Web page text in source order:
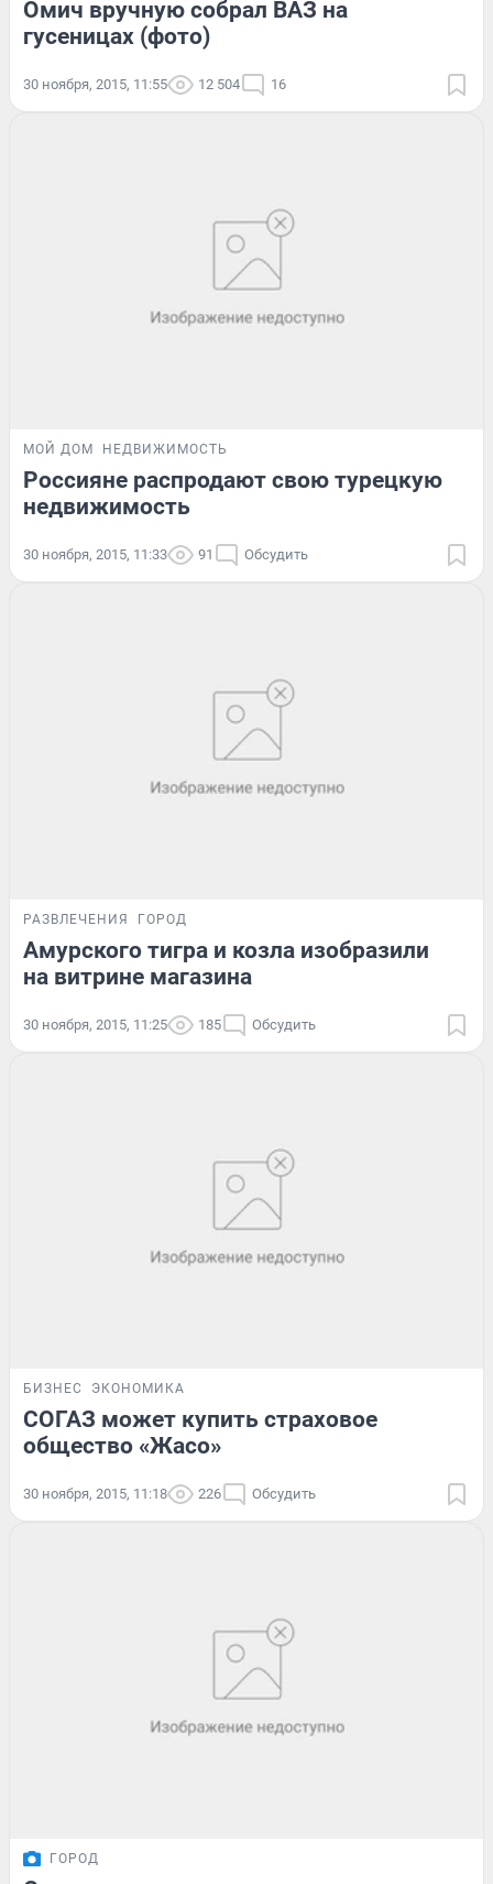
Омич вручную собрал ВАЗ на
гусеницах (фото)
30 ноября, 2015, 11:55 12 504 16
МОЙ ДОМ НЕДВИЖИМОСТЬ
Россияне распродают свою турецкую
недвижимость
30 ноября, 2015, 11:33 91 Обсудить
РАЗВЛЕЧЕНИЯ ГОРОД
Амурского тигра и козла изобразили
на витрине магазина
30 ноября, 2015, 11:25 185 Обсудить
БИЗНЕС ЭКОНОМИКА
СОГАЗ может купить страховое
общество «Жасо»
30 ноября, 2015, 11:18 226 Обсудить
ГОРОД